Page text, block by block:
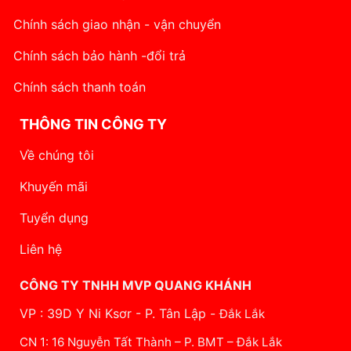
Chính sách giao nhận - vận chuyển
Chính sách bảo hành -đổi trả
Chính sách thanh toán
THÔNG TIN CÔNG TY
Về chúng tôi
Khuyến mãi
Tuyển dụng
Liên hệ
CÔNG TY TNHH MVP QUANG KHÁNH
VP : 39D Y Ni Ksơr - P. Tân Lập -Đắk Lắk
CN 1: 16 Nguyễn Tất Thành – P. BMT – Đắk Lắk